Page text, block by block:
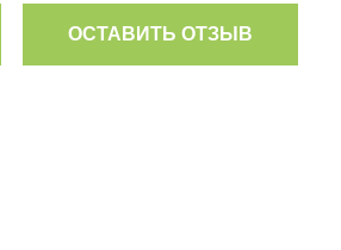
ОСТАВИТЬ ОТЗЫВ